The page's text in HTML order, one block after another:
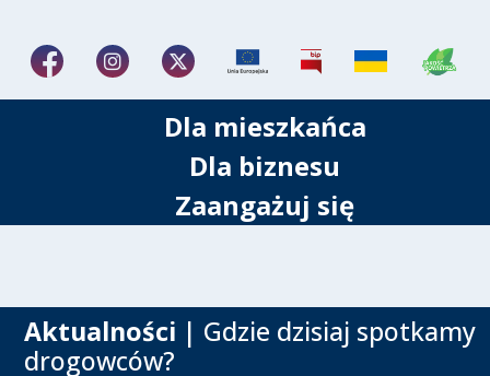
Dla mieszkańca
Dla biznesu
Zaangażuj się
Aktualności | Gdzie dzisiaj spotkamy
drogowców?